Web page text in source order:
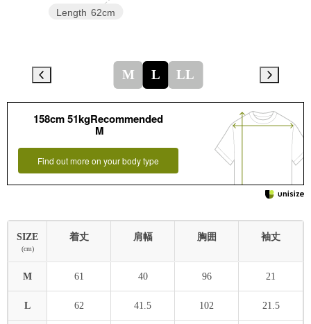
Length 62cm
M L LL
158cm 51kgRecommended
M
Find out more on your body type
SIZE
(cm)
着丈 肩幅 胸囲 袖丈
M 61 40 96 21
L 62 41.5 102 21.5